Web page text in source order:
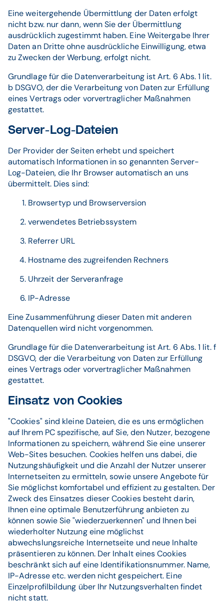
Eine weitergehende Übermittlung der Daten erfolgt
nicht bzw. nur dann, wenn Sie der Übermittlung
ausdrücklich zugestimmt haben. Eine Weitergabe Ihrer
Daten an Dritte ohne ausdrückliche Einwilligung, etwa
zu Zwecken der Werbung, erfolgt nicht.
Grundlage für die Datenverarbeitung ist Art. 6 Abs. 1 lit.
b DSGVO, der die Verarbeitung von Daten zur Erfüllung
eines Vertrags oder vorvertraglicher Maßnahmen
gestattet.
Server-Log-Dateien
Der Provider der Seiten erhebt und speichert
automatisch Informationen in so genannten Server-
Log-Dateien, die Ihr Browser automatisch an uns
übermittelt. Dies sind:
Browsertyp und Browserversion
verwendetes Betriebssystem
Referrer URL
Hostname des zugreifenden Rechners
Uhrzeit der Serveranfrage
IP-Adresse
Eine Zusammenführung dieser Daten mit anderen
Datenquellen wird nicht vorgenommen.
Grundlage für die Datenverarbeitung ist Art. 6 Abs. 1 lit. f
DSGVO, der die Verarbeitung von Daten zur Erfüllung
eines Vertrags oder vorvertraglicher Maßnahmen
gestattet.
Einsatz von Cookies
"Cookies" sind kleine Dateien, die es uns ermöglichen
auf Ihrem PC spezifische, auf Sie, den Nutzer, bezogene
Informationen zu speichern, während Sie eine unserer
Web-Sites besuchen. Cookies helfen uns dabei, die
Nutzungshäufigkeit und die Anzahl der Nutzer unserer
Internetseiten zu ermitteln, sowie unsere Angebote für
Sie möglichst komfortabel und effizient zu gestalten. Der
Zweck des Einsatzes dieser Cookies besteht darin,
Ihnen eine optimale Benutzerführung anbieten zu
können sowie Sie "wiederzuerkennen" und Ihnen bei
wiederholter Nutzung eine möglichst
abwechslungsreiche Internetseite und neue Inhalte
präsentieren zu können. Der Inhalt eines Cookies
beschränkt sich auf eine Identifikationsnummer. Name,
IP-Adresse etc. werden nicht gespeichert. Eine
Einzelprofilbildung über Ihr Nutzungsverhalten findet
nicht statt.